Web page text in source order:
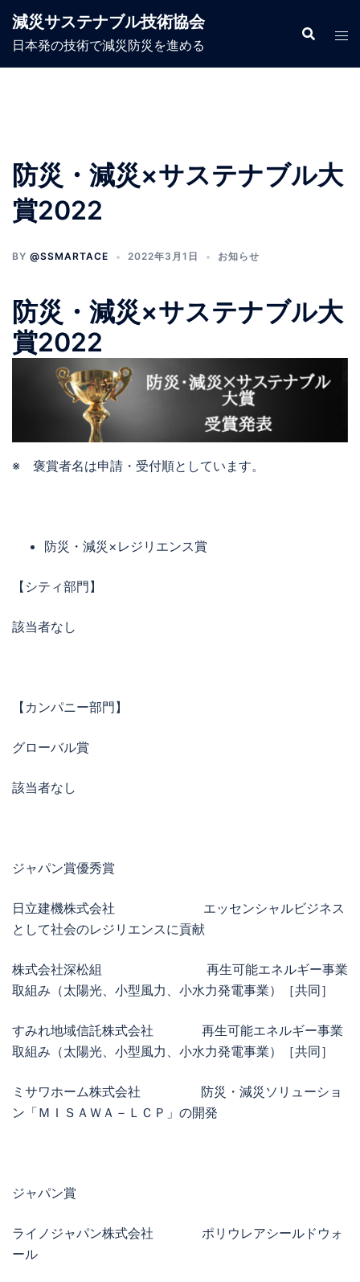
ン
減災サステナブル技術協会
日本発の技術で減災防災を進める
防災・減災×サステナブル大
賞2022
BY @SSMARTACE 2022年3月1日 お知らせ
防災・減災×サステナブル大
賞2022
※ 褒賞者名は申請・受付順としています。
防災・減災×レジリエンス賞
【シティ部門】
該当者なし
【カンパニー部門】
グローバル賞
該当者なし
ジャパン賞優秀賞
日立建機株式会社 エッセンシャルビジネス
として社会のレジリエンスに貢献
株式会社深松組 再生可能エネルギー事業
取組み（太陽光、小型風力、小水力発電事業）［共同］
すみれ地域信託株式会社 再生可能エネルギー事業
取組み（太陽光、小型風力、小水力発電事業）［共同］
ミサワホーム株式会社 防災・減災ソリューショ
ン「ＭＩＳＡＷＡ－ＬＣＰ」の開発
ジャパン賞
ライノジャパン株式会社 ポリウレアシールドウォ
ール